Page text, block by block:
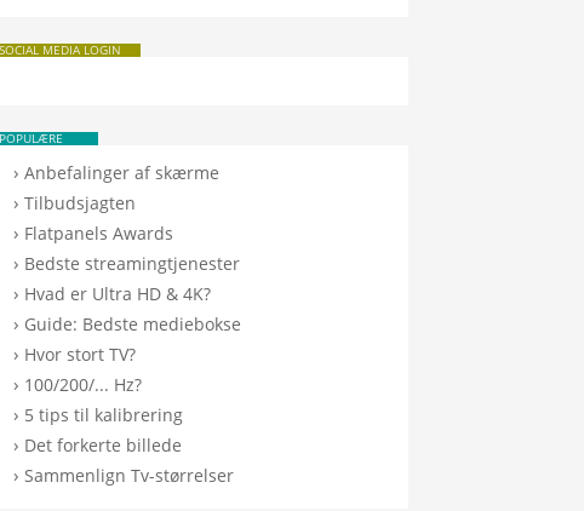
SOCIAL MEDIA LOGIN
POPULÆRE
›Anbefalinger af skærme
›Tilbudsjagten
› Flatpanels Awards
› Bedste streamingtjenester
› Hvad er Ultra HD & 4K?
› Guide: Bedste mediebokse
› Hvor stort TV?
› 100/200/... Hz?
› 5 tips til kalibrering
› Det forkerte billede
›Sammenlign Tv-størrelser